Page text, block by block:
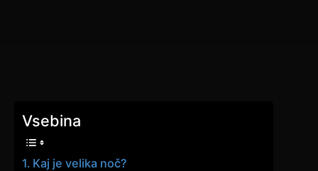
Vsebina
Kaj je velika noč?